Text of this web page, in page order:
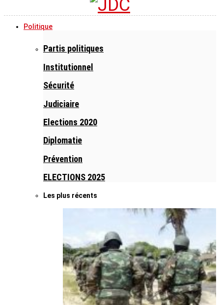
Politique
Partis politiques
Institutionnel
Sécurité
Judiciaire
Elections 2020
Diplomatie
Prévention
ELECTIONS 2025
Les plus récents